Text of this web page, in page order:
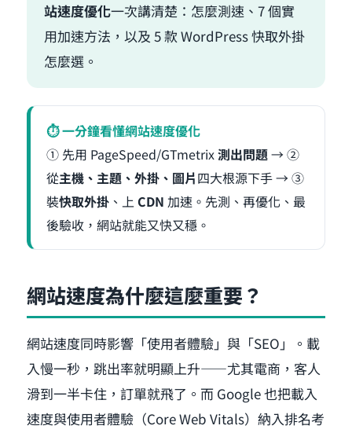
站速度優化一次講清楚：怎麼測速、7 個實
用加速方法，以及 5 款 WordPress 快取外掛
怎麼選。
⏱ 一分鐘看懂網站速度優化
① 先用 PageSpeed/GTmetrix測出問題→ ②
從主機、主題、外掛、圖片四大根源下手 → ③
裝快取外掛 、上 CDN 加速。先測、再優化、最
後驗收，網站就能又快又穩。
網站速度為什麼這麼重要？
網站速度同時影響「使用者體驗」與「SEO」。載
入慢一秒，跳出率就明顯上升——尤其電商，客人
滑到一半卡住，訂單就飛了。而 Google 也把載入
速度與使用者體驗（Core Web Vitals）納入排名考